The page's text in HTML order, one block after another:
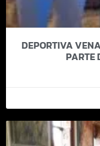
DEPORTIVA
PARTE